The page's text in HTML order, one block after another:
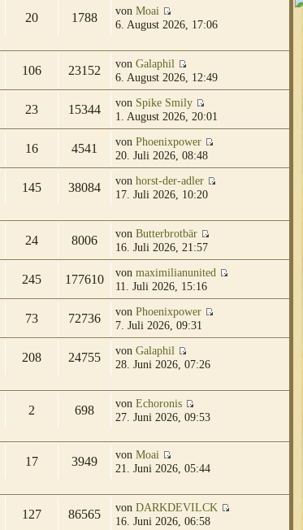
20 1788 von Moai
6. August 2026, 17:06
106 23152 von Galaphil
6. August 2026, 12:49
23 15344 von Spike Smily
1. August 2026, 20:01
16 4541 von Phoenixpower
20. Juli 2026, 08:48
145 38084 von horst-der-adler
17. Juli 2026, 10:20
24 8006 von Butterbrotbär
16. Juli 2026, 21:57
245 177610 von maximilianunited
11. Juli 2026, 15:16
73 72736 von Phoenixpower
7. Juli 2026, 09:31
208 24755 von Galaphil
28. Juni 2026, 07:26
2 698 von Echoronis
27. Juni 2026, 09:53
17 3949 von Moai
21. Juni 2026, 05:44
127 86565 von DARKDEVILCK
16. Juni 2026, 06:58